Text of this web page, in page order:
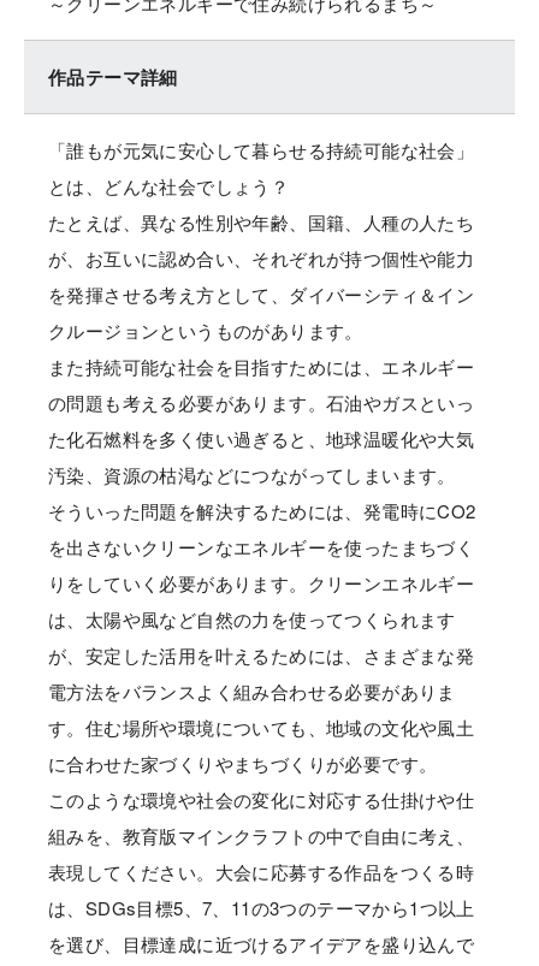
作品テーマ詳細
「誰もが元気に安心して暮らせる持続可能な社会」
とは、どんな社会でしょう？
たとえば、異なる性別や年齢、国籍、人種の人たち
が、お互いに認め合い、それぞれが持つ個性や能力
を発揮させる考え方として、ダイバーシティ＆イン
クルージョンというものがあります。
また持続可能な社会を目指すためには、エネルギー
の問題も考える必要があります。石油やガスといっ
た化石燃料を多く使い過ぎると、地球温暖化や大気
汚染、資源の枯渇などにつながってしまいます。
そういった問題を解決するためには、発電時にCO2
を出さないクリーンなエネルギーを使ったまちづく
りをしていく必要があります。クリーンエネルギー
は、太陽や風など自然の力を使ってつくられます
が、安定した活用を叶えるためには、さまざまな発
電方法をバランスよく組み合わせる必要がありま
す。住む場所や環境についても、地域の文化や風土
に合わせた家づくりやまちづくりが必要です。
このような環境や社会の変化に対応する仕掛けや仕
組みを、教育版マインクラフトの中で自由に考え、
表現してください。大会に応募する作品をつくる時
は、SDGs目標5、7、11の3つのテーマから1つ以上
を選び、目標達成に近づけるアイデアを盛り込んで